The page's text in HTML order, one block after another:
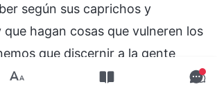
según sus caprichos y
que hagan cosas que vulneren los
que discernir a la gente
verdad y no seguir